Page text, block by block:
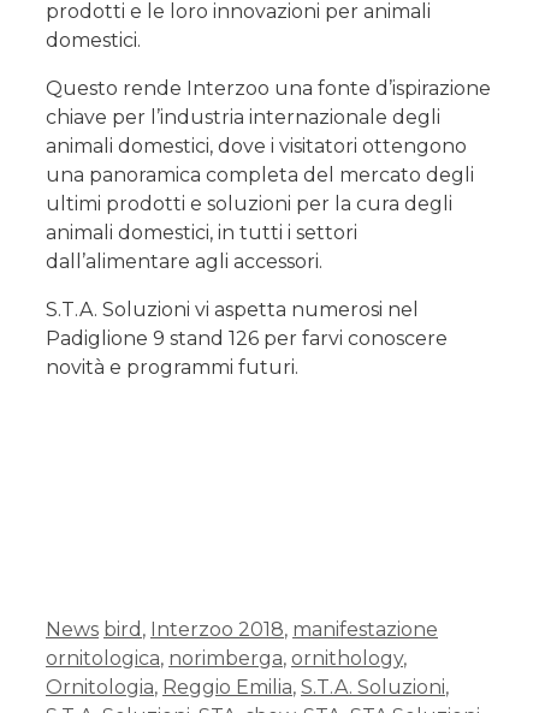
prodotti e le loro innovazioni per animali
domestici.
Questo rende Interzoo una fonte d’ispirazione
chiave per l’industria internazionale degli
animali domestici, dove i visitatori ottengono
una panoramica completa del mercato degli
ultimi prodotti e soluzioni per la cura degli
animali domestici, in tutti i settori
dall’alimentare agli accessori.
S.T.A. Soluzioni vi aspetta numerosi nel
Padiglione 9 stand 126 per farvi conoscere
novità e programmi futuri.
News bird , Interzoo 2018, manifestazione
ornitologica, norimberga, ornithology,
Ornitologia, Reggio Emilia, S.T.A. Soluzioni,